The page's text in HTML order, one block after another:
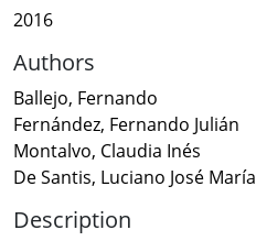
2016
Authors
Ballejo, Fernando
Fernández, Fernando Julián
Montalvo, Claudia Inés
De Santis, Luciano José María
Description